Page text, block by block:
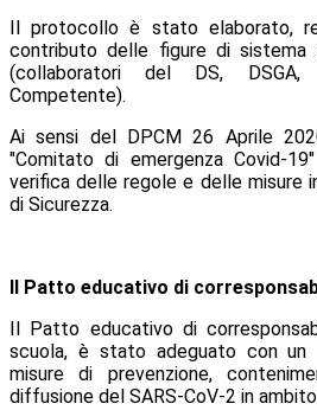
Il protocollo è stato elaborato,
contributo delle figure di sistema
(collaboratori del DS, DSGA,
Competente).
Ai sensi del DPCM 26 Aprile
"Comitato di emergenza Covid-
verifica delle regole e delle
di Sicurezza.
Il Patto educativo di
Il Patto educativo di
scuola, è stato adeguato con
misure di prevenzione,
diffusione del SARS-CoV-2 in